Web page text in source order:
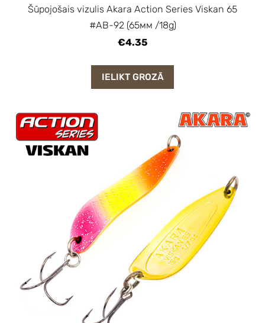
Šūpojošais vizulis Akara Action Series Viskan 65
#AB-92 (65мм /18g)
€4.35
IELIKT GROZĀ